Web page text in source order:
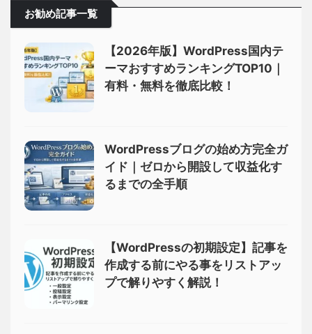
お勧め記事一覧
【2026年版】WordPress国内テ
ーマおすすめランキングTOP10｜
有料・無料を徹底比較！
WordPressブログの始め方完全ガ
イド｜ゼロから開設して収益化す
るまでの全手順
【WordPressの初期設定】記事を
作成する前にやる事をリストアッ
プで解りやすく解説！